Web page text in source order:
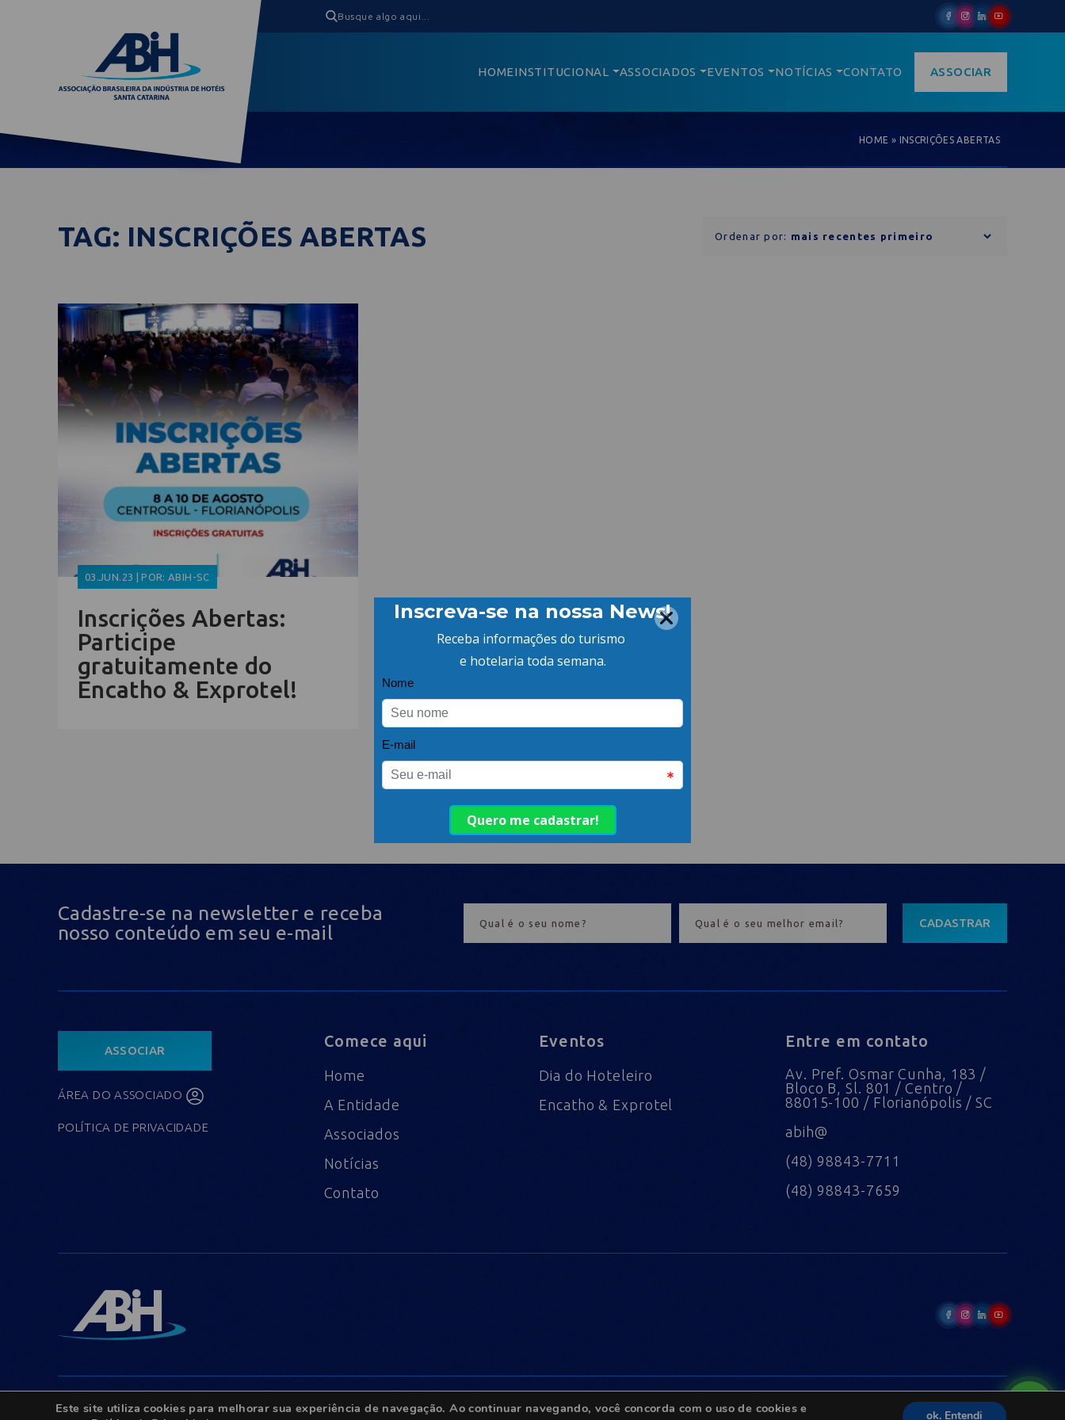
HOMEINSTITUCIONAL ASSOCIADOS EVENTOS NOTÍCIAS CONTATO ASSOCIAR
HOME » INSCRIÇÕES ABERTAS
TAG: INSCRIÇÕES ABERTAS Ordenar por:
03.JUN.23 | POR: ABIH-SC
Inscrições Abertas:
Participe
gratuitamente do
Encatho & Exprotel!
Cadastre-se na newsletter e receba
nosso conteúdo em seu e-mail
CADASTRAR
ASSOCIAR
ÁREA DO ASSOCIADO
POLÍTICA DE PRIVACIDADE
Comece aqui
Home
A Entidade
Associados
Notícias
Contato
Eventos
Dia do Hoteleiro
Encatho & Exprotel
Entre em contato
Av. Pref. Osmar Cunha, 183 /
Bloco B, Sl. 801 / Centro /
88015-100 / Florianópolis / SC
abih@
(48) 98843-7711
(48) 98843-7659
© Copyright 2022 - Todos os direitos reservados.
Este site utiliza cookies para melhorar sua experiência de navegação. Ao continuar navegando, você concorda com o uso de cookies e
ok. Entendi